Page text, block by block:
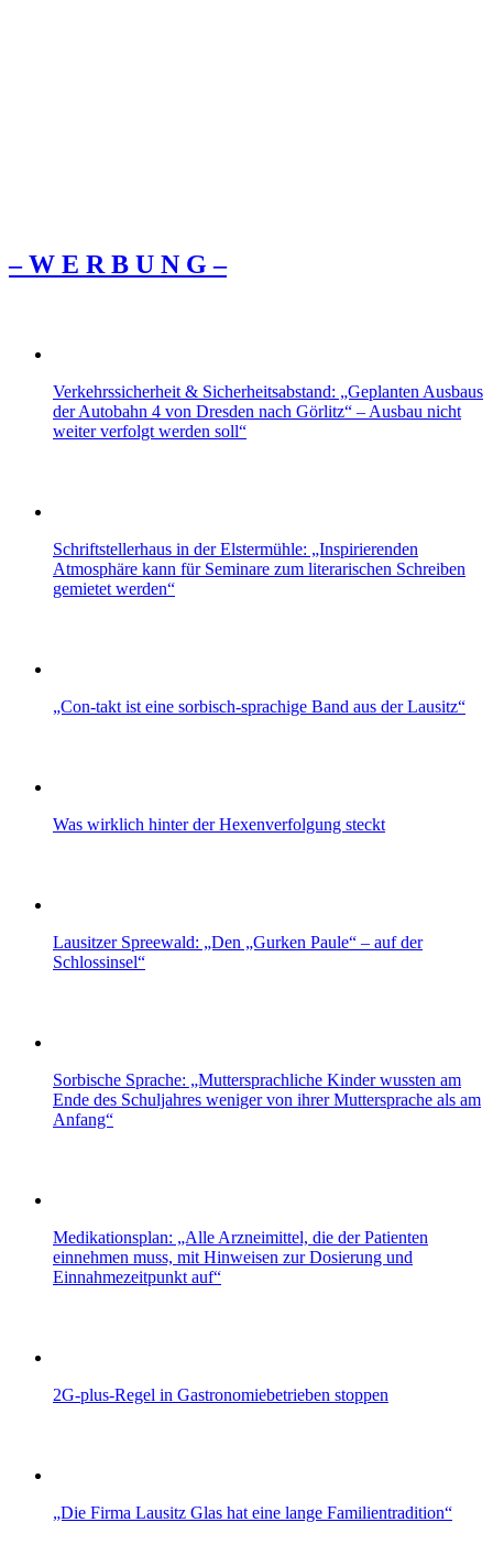
– W Ε R Β U Ν G –
Verkehrssicherheit & Sicherheitsabstand: „Geplanten Ausbaus
der Autobahn 4 von Dresden nach Görlitz“ – Ausbau nicht
weiter verfolgt werden soll“
Schriftstellerhaus in der Elstermühle: „Inspirierenden
Atmosphäre kann für Seminare zum literarischen Schreiben
gemietet werden“
„Con-takt ist eine sorbisch-sprachige Band aus der Lausitz“
Was wirklich hinter der Hexenverfolgung steckt
Lausitzer Spreewald: „Den „Gurken Paule“ – auf der
Schlossinsel“
Sorbische Sprache: „Muttersprachliche Kinder wussten am
Ende des Schuljahres weniger von ihrer Muttersprache als am
Anfang“
Medikationsplan: „Alle Arzneimittel, die der Patienten
einnehmen muss, mit Hinweisen zur Dosierung und
Einnahmezeitpunkt auf“
2G-plus-Regel in Gastronomiebetrieben stoppen
„Die Firma Lausitz Glas hat eine lange Familientradition“